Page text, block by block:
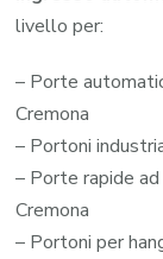
livello per:
– Porte
Cremona
– Portoni
– Porte rapide
Cremona
– Portoni per